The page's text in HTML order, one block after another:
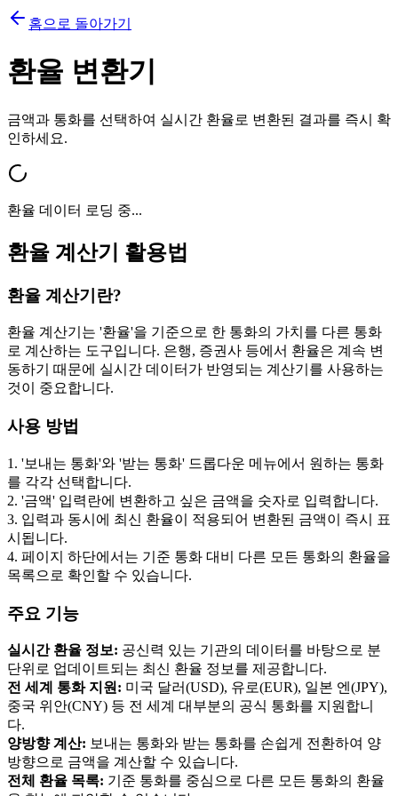
홈으로 돌아가기
환율 변환기
금액과 통화를 선택하여 실시간 환율로 변환된 결과를 즉시 확
인하세요.
환율 데이터 로딩 중...
환율 계산기 활용법
환율 계산기란?
환율 계산기는 '환율'을 기준으로 한 통화의 가치를 다른 통화
로 계산하는 도구입니다. 은행, 증권사 등에서 환율은 계속 변
동하기 때문에 실시간 데이터가 반영되는 계산기를 사용하는
것이 중요합니다.
사용 방법
1. '보내는 통화'와 '받는 통화' 드롭다운 메뉴에서 원하는 통화
를 각각 선택합니다.
2. '금액' 입력란에 변환하고 싶은 금액을 숫자로 입력합니다.
3. 입력과 동시에 최신 환율이 적용되어 변환된 금액이 즉시 표
시됩니다.
4. 페이지 하단에서는 기준 통화 대비 다른 모든 통화의 환율을
목록으로 확인할 수 있습니다.
주요 기능
실시간 환율 정보: 공신력 있는 기관의 데이터를 바탕으로 분
단위로 업데이트되는 최신 환율 정보를 제공합니다.
전 세계 통화 지원: 미국 달러(USD), 유로(EUR), 일본 엔(JPY),
중국 위안(CNY) 등 전 세계 대부분의 공식 통화를 지원합니
다.
양방향 계산: 보내는 통화와 받는 통화를 손쉽게 전환하여 양
방향으로 금액을 계산할 수 있습니다.
전체 환율 목록: 기준 통화를 중심으로 다른 모든 통화의 환율